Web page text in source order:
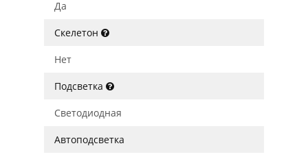
Да
Скелетон
Нет
Подсветка
Светодиодная
Автоподсветка